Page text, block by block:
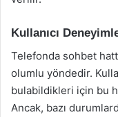
Kullanıcı
Telefonda sohbet
olumlu yöndedir.
bulabildikleri için bu
Ancak, bazı